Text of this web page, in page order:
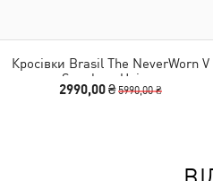
Кросівки Brasil The NeverWorn V
Sneakers Unisex
2990,00 ₴5990,00 ₴